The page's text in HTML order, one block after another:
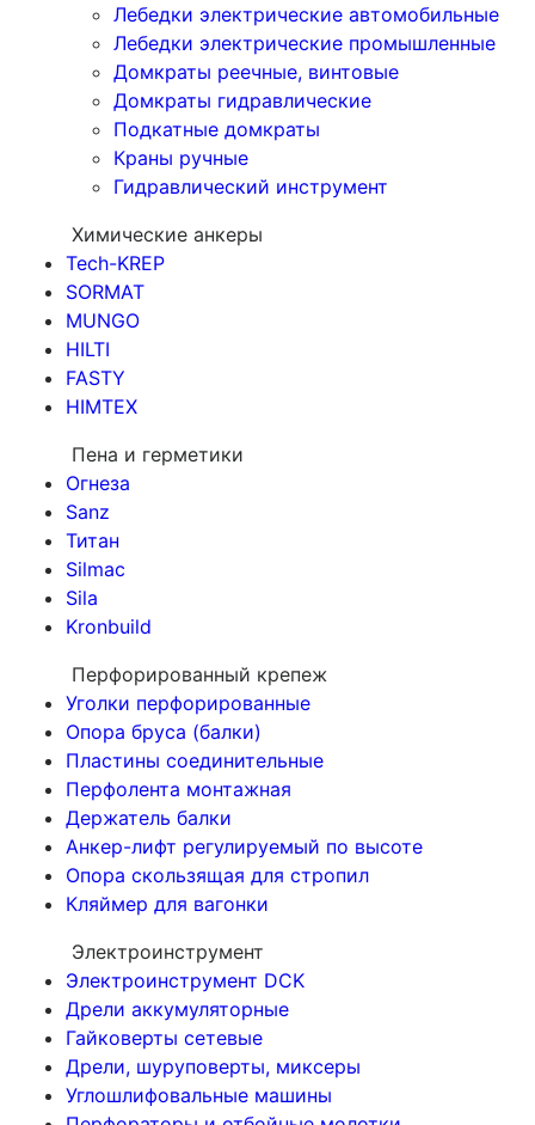
Лебедки электрические автомобильные
Лебедки электрические промышленные
Домкраты реечные, винтовые
Домкраты гидравлические
Подкатные домкраты
Краны ручные
Гидравлический инструмент
Химические анкеры
Tech-KREP
SORMAT
MUNGO
HILTI
FASTY
HIMTEX
Пена и герметики
Огнеза
Sanz
Титан
Silmac
Sila
Kronbuild
Перфорированный крепеж
Уголки перфорированные
Опора бруса (балки)
Пластины соединительные
Перфолента монтажная
Держатель балки
Анкер-лифт регулируемый по высоте
Опора скользящая для стропил
Кляймер для вагонки
Электроинструмент
Электроинструмент DCK
Дрели аккумуляторные
Гайковерты сетевые
Дрели, шуруповерты, миксеры
Углошлифовальные машины